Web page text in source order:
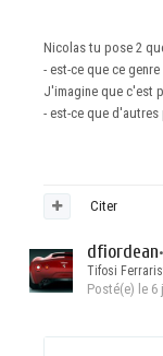
Nicolas tu pose 2
- est-ce que ce
J'imagine que c'est
- est-ce que d'autres
Citer
dfiordean•
Tifosi
Posté(e) le